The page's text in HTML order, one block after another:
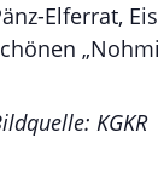
Elferrat,
KGKR